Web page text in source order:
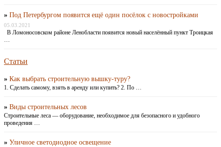
» Под Петербургом появится ещё один посёлок с новостройками
05.03.2021
В Ломоносовском районе Ленобласти появится новый населённый пункт Троицкая
…
Статьи
» Как выбрать строительную вышку-туру?
1. Сделать самому, взять в аренду или купить? 2. По …
» Виды строительных лесов
Строительные леса — оборудование, необходимое для безопасного и удобного
проведения …
» Уличное светодиодное освещение